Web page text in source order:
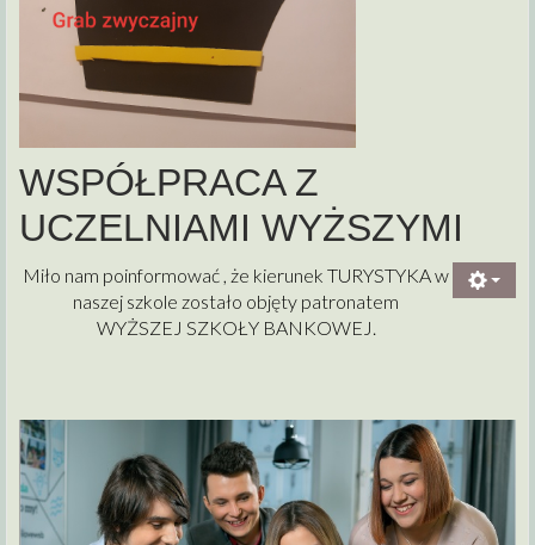
WSPÓŁPRACA Z
UCZELNIAMI WYŻSZYMI
Miło nam poinformować , że kierunek TURYSTYKA w
naszej szkole zostało objęty patronatem
WYŻSZEJ SZKOŁY BANKOWEJ.